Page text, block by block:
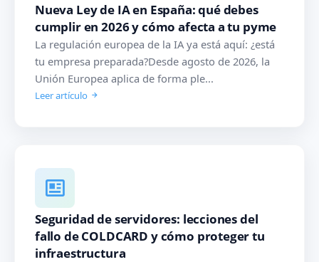
Nueva Ley de IA en España: qué debes
cumplir en 2026 y cómo afecta a tu pyme
La regulación europea de la IA ya está aquí: ¿está
tu empresa preparada?Desde agosto de 2026, la
Unión Europea aplica de forma ple...
Leer artículo
Seguridad de servidores: lecciones del
fallo de COLDCARD y cómo proteger tu
infraestructura